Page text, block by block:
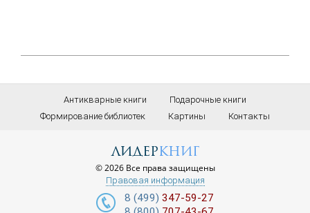
Антикварные книги
Подарочные книги
Формирование библиотек
Картины Контакты
лидеркниг
© 2026 Все права защищены
Правовая информация
8 (499) 347-59-27